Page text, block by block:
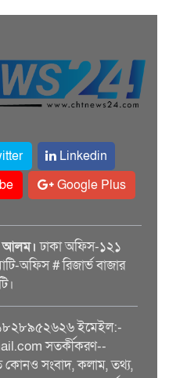
Linkedin
Google Plus
আলম। ঢাকা অফিস-১২১
অফিস # রিজার্ভ বাজার
ইমেইল:-
সতর্কীকরণ--
সংবাদ, কলাম, তথ্য,